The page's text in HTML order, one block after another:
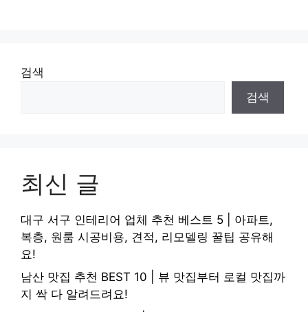
검색
검색
최신 글
대구 서구 인테리어 업체 추천 베스트 5 | 아파트,
복층, 원룸 시공비용, 견적, 리모델링 꿀팁 공유해
요!
남산 맛집 추천 BEST 10 | 뷰 맛집부터 로컬 맛집까
지 싹 다 알려드려요!